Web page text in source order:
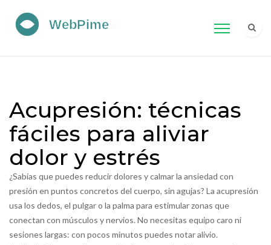
Acupresión: técnicas
fáciles para aliviar
dolor y estrés
¿Sabías que puedes reducir dolores y calmar la ansiedad con
presión en puntos concretos del cuerpo, sin agujas? La acupresión
usa los dedos, el pulgar o la palma para estimular zonas que
conectan con músculos y nervios. No necesitas equipo caro ni
sesiones largas: con pocos minutos puedes notar alivio.